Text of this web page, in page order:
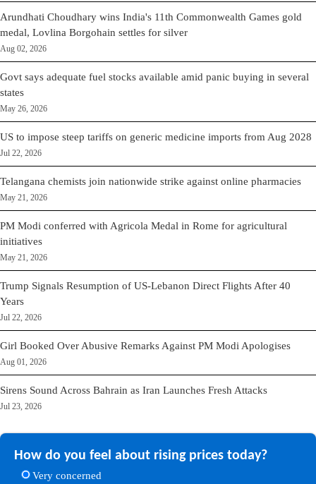
Arundhati Choudhary wins India's 11th Commonwealth Games gold
medal, Lovlina Borgohain settles for silver
Aug 02, 2026
Govt says adequate fuel stocks available amid panic buying in several
states
May 26, 2026
US to impose steep tariffs on generic medicine imports from Aug 2028
Jul 22, 2026
Telangana chemists join nationwide strike against online pharmacies
May 21, 2026
PM Modi conferred with Agricola Medal in Rome for agricultural
initiatives
May 21, 2026
Trump Signals Resumption of US-Lebanon Direct Flights After 40
Years
Jul 22, 2026
Girl Booked Over Abusive Remarks Against PM Modi Apologises
Aug 01, 2026
Sirens Sound Across Bahrain as Iran Launches Fresh Attacks
Jul 23, 2026
How do you feel about rising prices today?
Very concerned